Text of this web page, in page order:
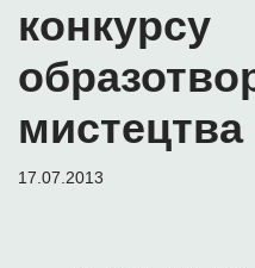
конкурсу
мистецтва
17.07.2013